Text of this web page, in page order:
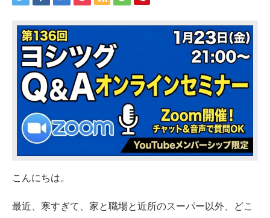
こんにちは。
最近、寒すぎて、 家と職場と近所のスーパー以外、
どこ